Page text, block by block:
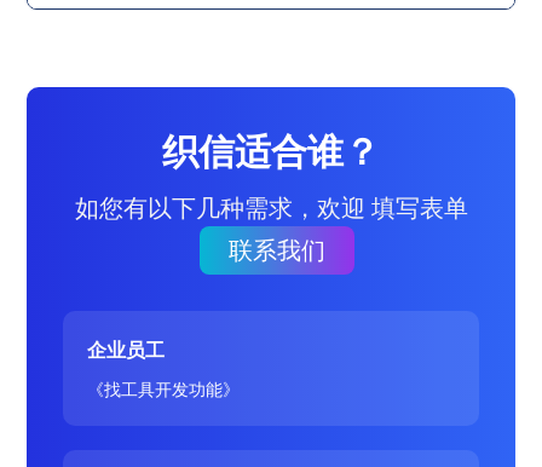
织信适合谁？
如您有以下几种需求，欢迎 填写表单
联系我们
企业员工
《找工具开发功能》